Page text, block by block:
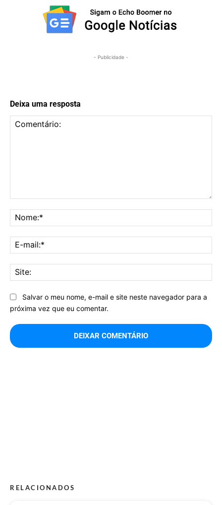
- Publicidade -
Deixa uma resposta
Salvar o meu nome, e-mail e site neste navegador para a
próxima vez que eu comentar.
RELACIONADOS